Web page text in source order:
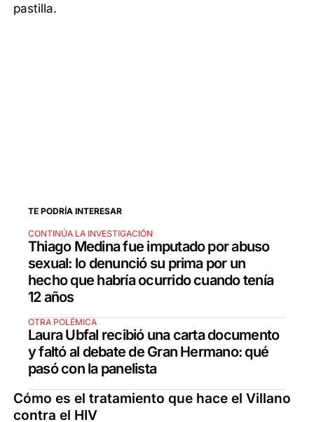
pastilla.
TE PODRÍA INTERESAR
CONTINÚA LA INVESTIGACIÓN
Thiago Medina fue imputado por abuso
sexual: lo denunció su prima por un
hecho que habría ocurrido cuando tenía
12 años
OTRA POLÉMICA
Laura Ubfal recibió una carta documento
y faltó al debate de Gran Hermano: qué
pasó con la panelista
Cómo es el tratamiento que hace el Villano
contra el HIV